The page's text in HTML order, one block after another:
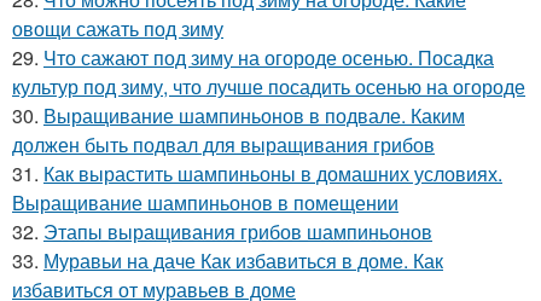
овощи сажать под зиму
29. Что сажают под зиму на огороде осенью. Посадка
культур под зиму, что лучше посадить осенью на огороде
30. Выращивание шампиньонов в подвале. Каким
должен быть подвал для выращивания грибов
31. Как вырастить шампиньоны в домашних условиях.
Выращивание шампиньонов в помещении
32. Этапы выращивания грибов шампиньонов
33. Муравьи на даче Как избавиться в доме. Как
избавиться от муравьев в доме